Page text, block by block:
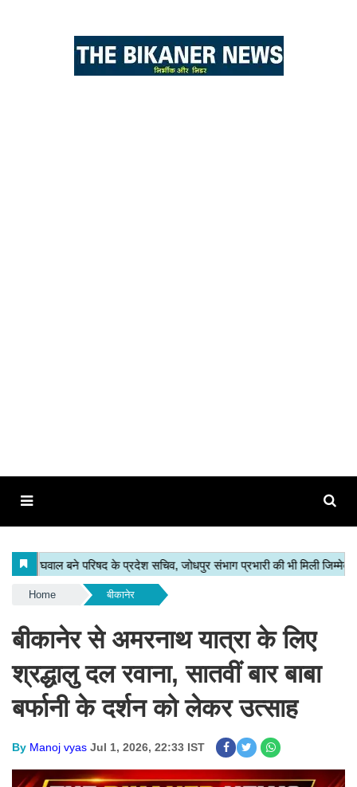
Home बीकानेर
बीकानेर से अमरनाथ यात्रा के लिए
श्रद्धालु दल रवाना, सातवीं बार बाबा
बर्फानी के दर्शन को लेकर उत्साह
By Manoj vyas Jul 1, 2026, 22:33 IST